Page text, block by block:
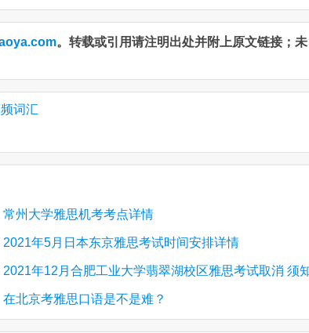
。转载或引用请注明出处并附上原文链接；未
词汇
常州大学雅思机考考点详情
2021年5月日本东京雅思考试时间安排详情
2021年12月合肥工业大学翡翠湖校区雅思考试取消 须
在北京考雅思口语是不是难？